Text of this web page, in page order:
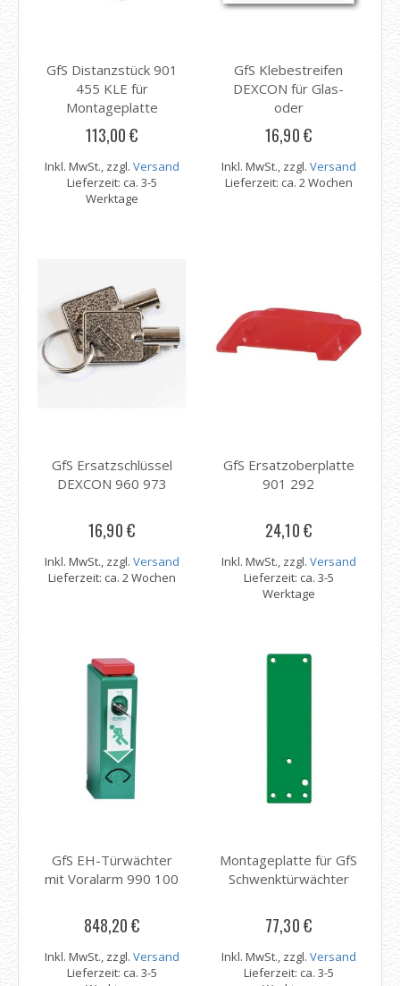
GfS Distanzstück 901
455 KLE für
Montageplatte
113,00 €
Inkl. MwSt., zzgl. Versand
Lieferzeit: ca. 3-5
Werktage
GfS Klebestreifen
DEXCON für Glas-
oder
Brandschutztüren 960
965
16,90 €
Inkl. MwSt., zzgl. Versand
Lieferzeit: ca. 2 Wochen
GfS Ersatzschlüssel
DEXCON 960 973
16,90 €
Inkl. MwSt., zzgl. Versand
Lieferzeit: ca. 2 Wochen
GfS Ersatzoberplatte
901 292
24,10 €
Inkl. MwSt., zzgl. Versand
Lieferzeit: ca. 3-5
Werktage
GfS EH-Türwächter
mit Voralarm 990 100
848,20 €
Inkl. MwSt., zzgl. Versand
Lieferzeit: ca. 3-5
Montageplatte für GfS
Schwenktürwächter
77,30 €
Inkl. MwSt., zzgl. Versand
Lieferzeit: ca. 3-5